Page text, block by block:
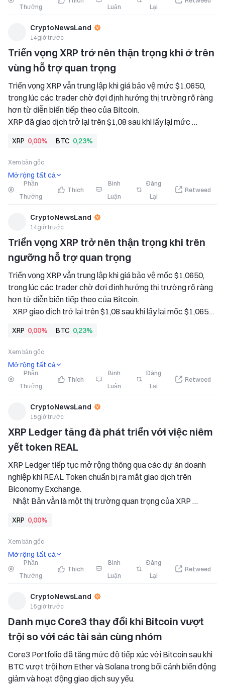
Thưởng
Luận
Lại
CryptoNewsLand
14giờ trước
Triển vọng XRP trở nên thận trọng khi ở trên
vùng hỗ trợ quan trọng
Triển vọng XRP vẫn trung lập khi giá bảo vệ mức $1,0650,
trong lúc các trader chờ đợi định hướng thị trường rõ ràng
hơn từ diễn biến tiếp theo của Bitcoin.
XRP đã giao dịch trở lại trên $1,08 sau khi lấy lại mức
tập trung chờ xác nhận.
Tâm lý đối với Bitcoin tiếp tục thúc đẩy XRP
XRP 0,00% BTC 0,23%
Xem bản gốc
Mở rộng tất cả
Phần
Thưởng
Thích
Bình
Luận
Đăng
Lại
Retweed
CryptoNewsLand
14giờ trước
Triển vọng XRP trở nên thận trọng khi trên
ngưỡng hỗ trợ quan trọng
Triển vọng XRP vẫn trung lập khi giá bảo vệ mốc $1,0650,
trong lúc các trader chờ đợi định hướng thị trường rõ ràng
hơn từ diễn biến tiếp theo của Bitcoin.
   XRP giao dịch trở lại trên $1,08 sau khi lấy lại mốc $1,0650,
hiệu xác nhận phía trước.
   Tâm lý đối với Bitcoin tiếp tục thúc đẩy XRP
XRP 0,00% BTC 0,23%
Xem bản gốc
Mở rộng tất cả
Phần
Thưởng
Thích
Bình
Luận
Đăng
Lại
Retweed
CryptoNewsLand
15giờ trước
XRP Ledger tăng đà phát triển với việc niêm
yết token REAL
XRP Ledger tiếp tục mở rộng thông qua các dự án doanh
nghiệp khi REAL Token chuẩn bị ra mắt giao dịch trên
Biconomy Exchange.
   Nhật Bản vẫn là một thị trường quan trọng của XRP
công nghệ lớn.
   Việc niêm yết REAL Token trên Biconomy có thể mở rộng
thị trường
XRP 0,00%
Xem bản gốc
Mở rộng tất cả
Phần
Thưởng
Thích
Bình
Luận
Đăng
Lại
Retweed
CryptoNewsLand
15giờ trước
Danh mục Core3 thay đổi khi Bitcoin vượt
trội so với các tài sản cùng nhóm
Core3 Portfolio đã tăng mức độ tiếp xúc với Bitcoin sau khi
BTC vượt trội hơn Ether và Solana trong bối cảnh biến động
giảm và hoạt động giao dịch suy yếu.